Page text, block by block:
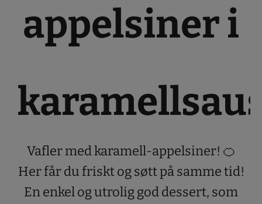
appelsiner i
Vafler med karamell-appelsiner! 🍊
Her får du friskt og søtt på samme tid!
En enkel og utrolig god dessert, som